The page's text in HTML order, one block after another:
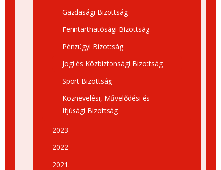
Gazdasági Bizottság
Fenntarthatósági Bizottság
Pénzügyi Bizottság
Jogi és Közbiztonsági Bizottság
Sport Bizottság
Köznevelési, Művelődési és
Ifjúsági Bizottság
2023
2022
2021.